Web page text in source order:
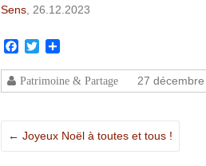
Sens , 26.12.2023
Facebook
Twitter
Patrimoine & Partage 27
← Joyeux Noël à toutes et tous !